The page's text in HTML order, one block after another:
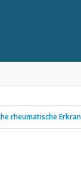
rheumatische